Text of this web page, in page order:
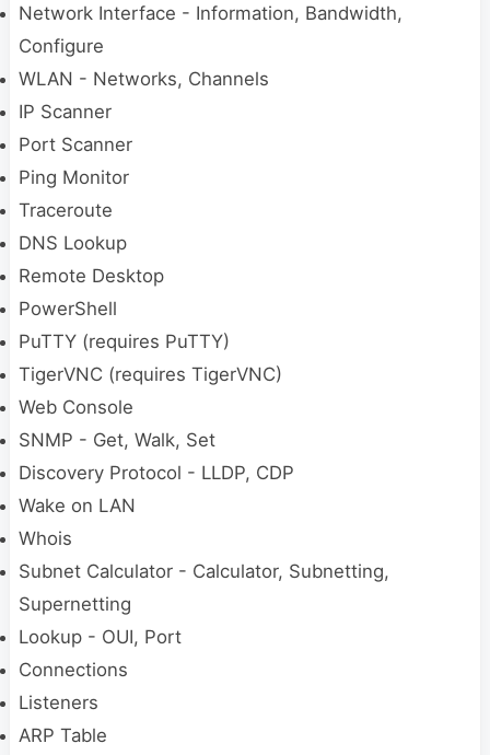
Network Interface - Information, Bandwidth,
Configure
WLAN - Networks, Channels
IP Scanner
Port Scanner
Ping Monitor
Traceroute
DNS Lookup
Remote Desktop
PowerShell
PuTTY (requires PuTTY)
TigerVNC (requires TigerVNC)
Web Console
SNMP - Get, Walk, Set
Discovery Protocol - LLDP, CDP
Wake on LAN
Whois
Subnet Calculator - Calculator, Subnetting,
Supernetting
Lookup - OUI, Port
Connections
Listeners
ARP Table